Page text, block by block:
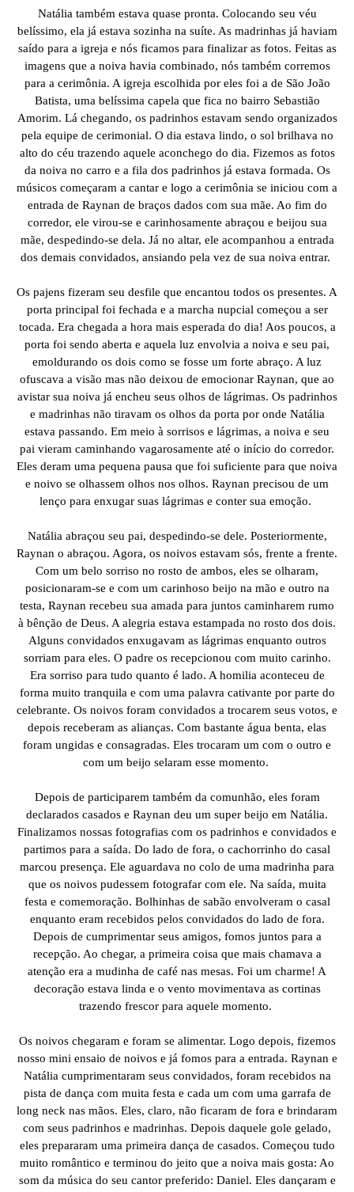
Natália também estava quase pronta. Colocando seu véu
belíssimo, ela já estava sozinha na suíte. As madrinhas já haviam
saído para a igreja e nós ficamos para finalizar as fotos. Feitas as
imagens que a noiva havia combinado, nós também corremos
para a cerimônia. A igreja escolhida por eles foi a de São João
Batista, uma belíssima capela que fica no bairro Sebastião
Amorim. Lá chegando, os padrinhos estavam sendo organizados
pela equipe de cerimonial. O dia estava lindo, o sol brilhava no
alto do céu trazendo aquele aconchego do dia. Fizemos as fotos
da noiva no carro e a fila dos padrinhos já estava formada. Os
músicos começaram a cantar e logo a cerimônia se iniciou com a
entrada de Raynan de braços dados com sua mãe. Ao fim do
corredor, ele virou-se e carinhosamente abraçou e beijou sua
mãe, despedindo-se dela. Já no altar, ele acompanhou a entrada
dos demais convidados, ansiando pela vez de sua noiva entrar.
Os pajens fizeram seu desfile que encantou todos os presentes. A
porta principal foi fechada e a marcha nupcial começou a ser
tocada. Era chegada a hora mais esperada do dia! Aos poucos, a
porta foi sendo aberta e aquela luz envolvia a noiva e seu pai,
emoldurando os dois como se fosse um forte abraço. A luz
ofuscava a visão mas não deixou de emocionar Raynan, que ao
avistar sua noiva já encheu seus olhos de lágrimas. Os padrinhos
e madrinhas não tiravam os olhos da porta por onde Natália
estava passando. Em meio à sorrisos e lágrimas, a noiva e seu
pai vieram caminhando vagarosamente até o início do corredor.
Eles deram uma pequena pausa que foi suficiente para que noiva
e noivo se olhassem olhos nos olhos. Raynan precisou de um
lenço para enxugar suas lágrimas e conter sua emoção.
Natália abraçou seu pai, despedindo-se dele. Posteriormente,
Raynan o abraçou. Agora, os noivos estavam sós, frente a frente.
Com um belo sorriso no rosto de ambos, eles se olharam,
posicionaram-se e com um carinhoso beijo na mão e outro na
testa, Raynan recebeu sua amada para juntos caminharem rumo
à bênção de Deus. A alegria estava estampada no rosto dos dois.
Alguns convidados enxugavam as lágrimas enquanto outros
sorriam para eles. O padre os recepcionou com muito carinho.
Era sorriso para tudo quanto é lado. A homilia aconteceu de
forma muito tranquila e com uma palavra cativante por parte do
celebrante. Os noivos foram convidados a trocarem seus votos, e
depois receberam as alianças. Com bastante água benta, elas
foram ungidas e consagradas. Eles trocaram um com o outro e
com um beijo selaram esse momento.
Depois de participarem também da comunhão, eles foram
declarados casados e Raynan deu um super beijo em Natália.
Finalizamos nossas fotografias com os padrinhos e convidados e
partimos para a saída. Do lado de fora, o cachorrinho do casal
marcou presença. Ele aguardava no colo de uma madrinha para
que os noivos pudessem fotografar com ele. Na saída, muita
festa e comemoração. Bolhinhas de sabão envolveram o casal
enquanto eram recebidos pelos convidados do lado de fora.
Depois de cumprimentar seus amigos, fomos juntos para a
recepção. Ao chegar, a primeira coisa que mais chamava a
atenção era a mudinha de café nas mesas. Foi um charme! A
decoração estava linda e o vento movimentava as cortinas
trazendo frescor para aquele momento.
Os noivos chegaram e foram se alimentar. Logo depois, fizemos
nosso mini ensaio de noivos e já fomos para a entrada. Raynan e
Natália cumprimentaram seus convidados, foram recebidos na
pista de dança com muita festa e cada um com uma garrafa de
long neck nas mãos. Eles, claro, não ficaram de fora e brindaram
com seus padrinhos e madrinhas. Depois daquele gole gelado,
eles prepararam uma primeira dança de casados. Começou tudo
muito romântico e terminou do jeito que a noiva mais gosta: Ao
som da música do seu cantor preferido: Daniel. Eles dançaram e